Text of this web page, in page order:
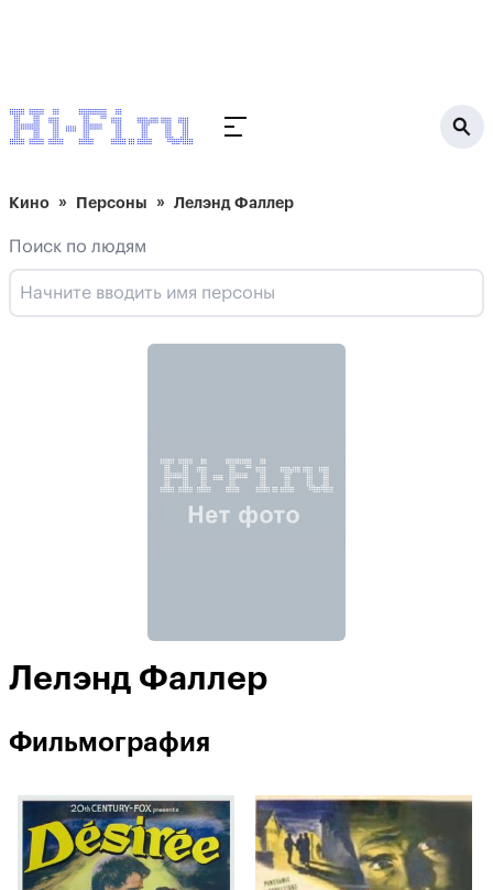
Кино Персоны Лелэнд Фаллер
Поиск по людям
Лелэнд Фаллер
Фильмография